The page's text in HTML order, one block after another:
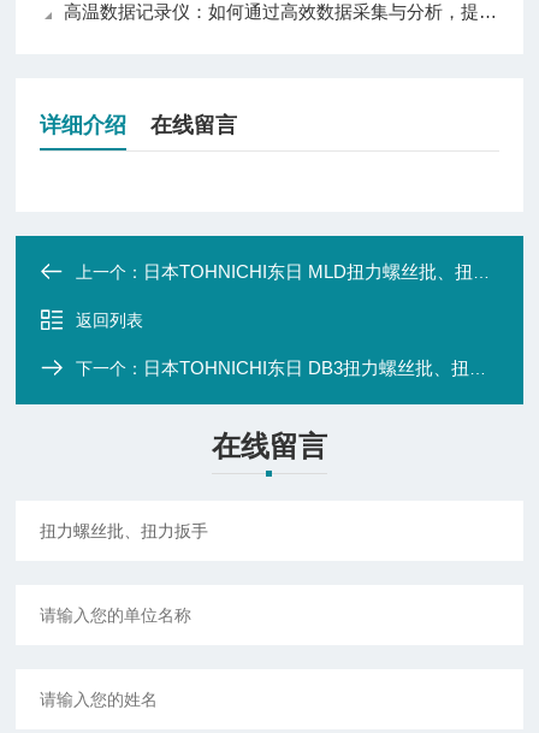
高温数据记录仪：如何通过高效数据采集与分析，提升高温设备的运行效率与安全性
详细介绍 在线留言
上一个： 日本TOHNICHI东日 MLD扭力螺丝批、扭力扳手
返回列表
下一个： 日本TOHNICHI东日 DB3扭力螺丝批、扭力扳手
在线留言